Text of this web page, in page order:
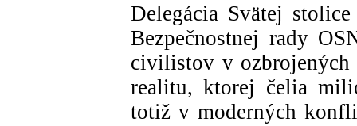
Delegácia Svätej
Bezpečnostnej rady
civilistov v ozbrojených
realitu, ktorej čelia
totiž v moderných